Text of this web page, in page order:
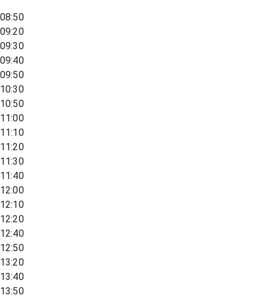
08:50
09:20
09:30
09:40
09:50
10:30
10:50
11:00
11:10
11:20
11:30
11:40
12:00
12:10
12:20
12:40
12:50
13:20
13:40
13:50